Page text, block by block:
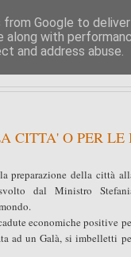
CITTA' O PER LE
preparazione della città
dal Ministro
economiche positive
ad un Galà, si imbelletti
Google to
along with
and address abuse.